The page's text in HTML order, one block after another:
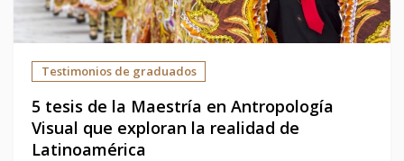
Testimonios de graduados
5 tesis de la Maestría en Antropología
Visual que exploran la realidad de
Latinoamérica